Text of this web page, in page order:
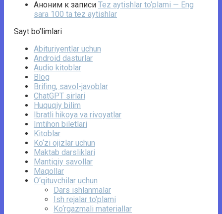
Аноним к записи Tez aytishlar to‘plami — Eng
sara 100 ta tez aytishlar
Sayt bo’limlari
Abituriyentlar uchun
Android dasturlar
Audio kitoblar
Blog
Brifing, savol-javoblar
ChatGPT sirlari
Huquqiy bilim
Ibratli hikoya va rivoyatlar
Imtihon biletlari
Kitoblar
Ko‘zi ojizlar uchun
Maktab darsliklari
Mantiqiy savollar
Maqollar
O‘qituvchilar uchun
Dars ishlanmalar
Ish rejalar to‘plami
Ko‘rgazmali materiallar